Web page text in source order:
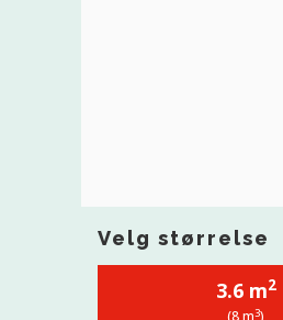
Velg størrelse
3.6 m2
(8 m3)